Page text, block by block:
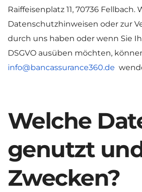
Raiffeisenplatz 11, 70736 Fellbach.
Datenschutzhinweisen oder zur
durch uns haben oder wenn Sie
DSGVO ausüben möchten,
info@bancassurance360.de
Welche
genutzt
Zwecken?